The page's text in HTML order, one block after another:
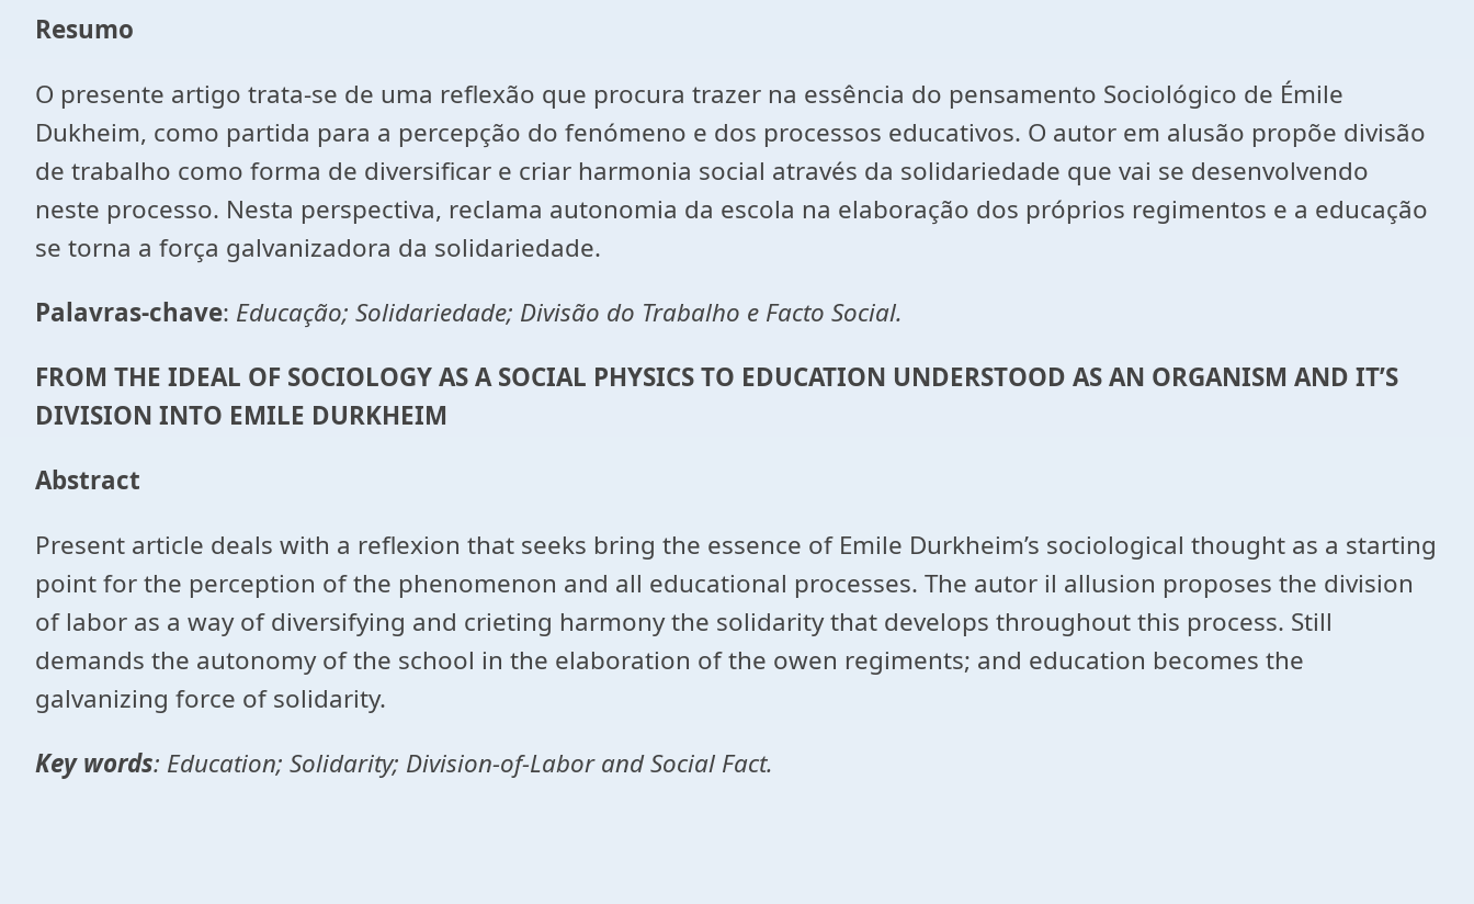
Resumo
O presente artigo trata-se de uma reflexão que procura trazer na essência do pensamento Sociológico de Émile
Dukheim, como partida para a percepção do fenómeno e dos processos educativos. O autor em alusão propõe divisão
de trabalho como forma de diversificar e criar harmonia social através da solidariedade que vai se desenvolvendo
neste processo. Nesta perspectiva, reclama autonomia da escola na elaboração dos próprios regimentos e a educação
se torna a força galvanizadora da solidariedade.
Palavras-chave: Educação; Solidariedade; Divisão do Trabalho e Facto Social.
FROM THE IDEAL OF SOCIOLOGY AS A SOCIAL PHYSICS TO EDUCATION UNDERSTOOD AS AN ORGANISM AND IT’S
DIVISION INTO EMILE DURKHEIM
Abstract
Present article deals with a reflexion that seeks bring the essence of Emile Durkheim’s sociological thought as a starting
point for the perception of the phenomenon and all educational processes. The autor il allusion proposes the division
of labor as a way of diversifying and crieting harmony the solidarity that develops throughout this process. Still
demands the autonomy of the school in the elaboration of the owen regiments; and education becomes the
galvanizing force of solidarity.
Key words: Education; Solidarity; Division-of-Labor and Social Fact.